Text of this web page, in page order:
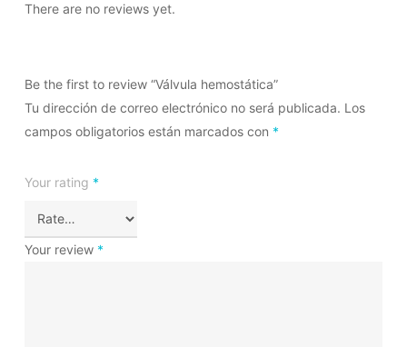
There are no reviews yet.
Be the first to review “Válvula hemostática”
Tu dirección de correo electrónico no será publicada. Los
campos obligatorios están marcados con *
Your rating *
Your review *